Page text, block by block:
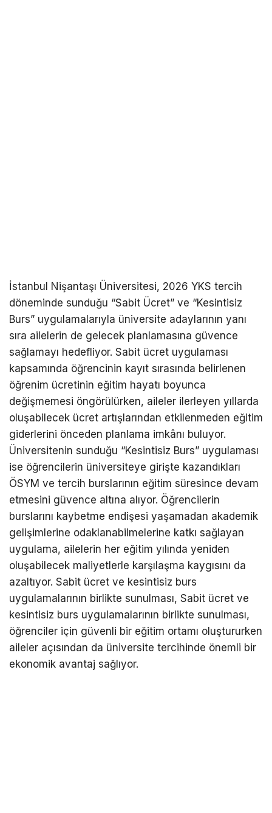
İstanbul Nişantaşı Üniversitesi, 2026 YKS tercih
döneminde sunduğu “Sabit Ücret” ve “Kesintisiz
Burs” uygulamalarıyla üniversite adaylarının yanı
sıra ailelerin de gelecek planlamasına güvence
sağlamayı hedefliyor. Sabit ücret uygulaması
kapsamında öğrencinin kayıt sırasında belirlenen
öğrenim ücretinin eğitim hayatı boyunca
değişmemesi öngörülürken, aileler ilerleyen yıllarda
oluşabilecek ücret artışlarından etkilenmeden eğitim
giderlerini önceden planlama imkânı buluyor.
Üniversitenin sunduğu “Kesintisiz Burs” uygulaması
ise öğrencilerin üniversiteye girişte kazandıkları
ÖSYM ve tercih burslarının eğitim süresince devam
etmesini güvence altına alıyor. Öğrencilerin
burslarını kaybetme endişesi yaşamadan akademik
gelişimlerine odaklanabilmelerine katkı sağlayan
uygulama, ailelerin her eğitim yılında yeniden
oluşabilecek maliyetlerle karşılaşma kaygısını da
azaltıyor. Sabit ücret ve kesintisiz burs
uygulamalarının birlikte sunulması, Sabit ücret ve
kesintisiz burs uygulamalarının birlikte sunulması,
öğrenciler için güvenli bir eğitim ortamı oluştururken
aileler açısından da üniversite tercihinde önemli bir
ekonomik avantaj sağlıyor.